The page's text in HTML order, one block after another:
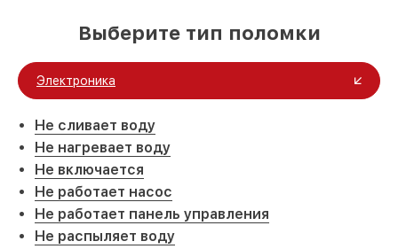
Выберите тип поломки
Электроника
Не сливает воду
Не нагревает воду
Не включается
Не работает насос
Не работает панель управления
Не распыляет воду